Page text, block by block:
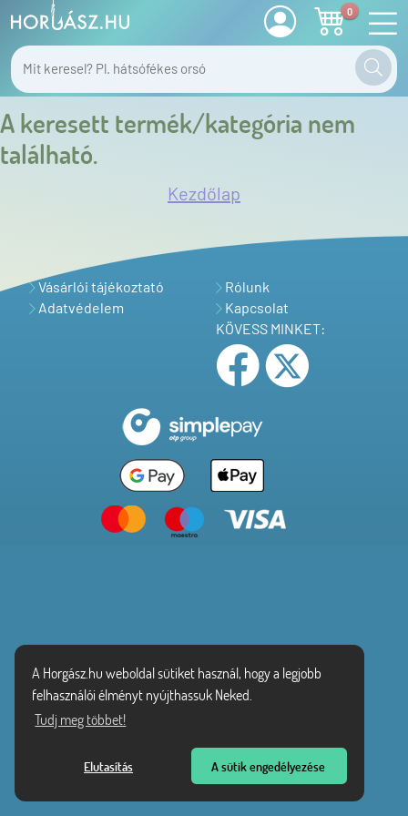
A Horgász.hu weboldal sütiket használ, hogy a legjobb
felhasználói élményt nyújthassuk Neked.
Tudj meg többet!
Elutasítás A sütik engedélyezése
0
A keresett termék/kategória nem
található.
Kezdőlap
Vásárlói tájékoztató
Adatvédelem
Rólunk
Kapcsolat
KÖVESS MINKET: